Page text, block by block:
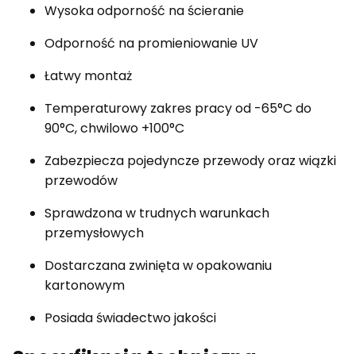
Wysoka odporność na ścieranie
Odporność na promieniowanie UV
Łatwy montaż
Temperaturowy zakres pracy od -65°C do
90°C, chwilowo +100°C
Zabezpiecza pojedyncze przewody oraz wiązki
przewodów
Sprawdzona w trudnych warunkach
przemysłowych
Dostarczana zwinięta w opakowaniu
kartonowym
Posiada świadectwo jakości